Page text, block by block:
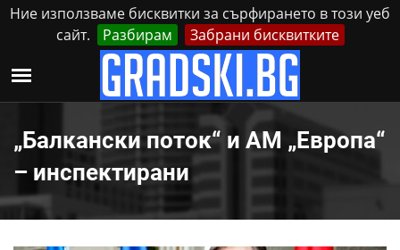
Ние използваме бисквитки за сърфирането в този уеб
сайт.
Разбирам Забрани бисквитките
Понеделник, 10 Август, 2026 Реклама
„Балкански поток“ и АМ „Европа“
– инспектирани